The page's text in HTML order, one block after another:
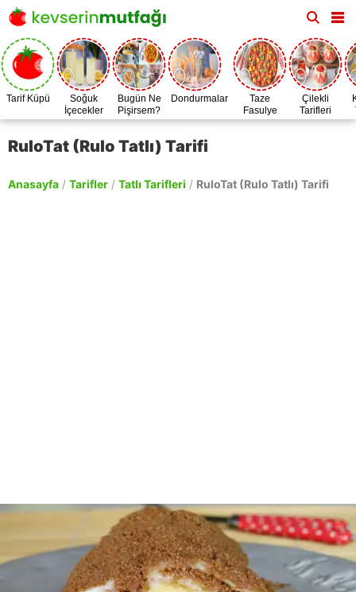
Tarif Küpü
Soğuk
İçecekler
Bugün Ne
Pişirsem?
Dondurmalar
Taze
Fasulye
Zamanı
Çilekli
Tarifleri
RuloTat (Rulo Tatlı) Tarifi
Anasayfa / Tarifler / Tatlı Tarifleri / RuloTat (Rulo Tatlı) Tarifi